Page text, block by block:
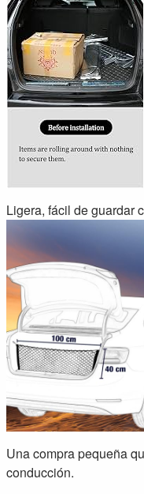
Ligera, fácil de guardar
Una compra pequeña
conducción.